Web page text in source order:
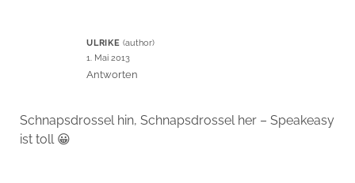
ULRIKE
1. Mai 2013
Antworten
Schnapsdrossel hin, Schnapsdrossel her – Speakeasy
ist toll 😀